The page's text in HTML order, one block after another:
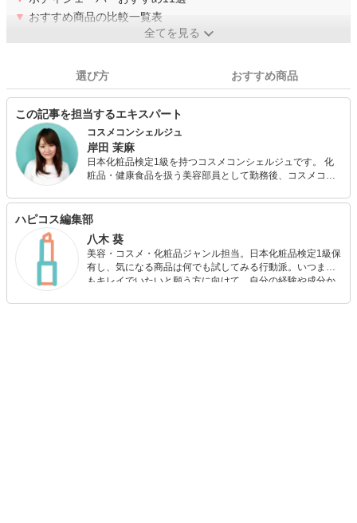
▼ おすすめ商品の比較一覧表
全てを見る
選び方 おすすめ商品
この記事を担当するエキスパート
コスメコンシェルジュ
岸田 茉麻
日本化粧品検定1級を持つコスメコンシェルジュです。 化
粧品・健康食品を扱う美容部員として勤務後、コスメコン
化粧品会社様の社内向けテキスト作成など幅広く活動して
います。 大切にしているのは「消費者目線でものを考える
に、読者のニーズに合うグッズを見極め、みなさんに良い
情報をお届けします。
ハピコス編集部
八木 葵
美容・コスメ・化粧品ジャンル担当。日本化粧品検定1級保
有し、気になる商品は何でも試してみる行動派。いつまで
もキレイでいたいと願う方に向けて、自分の経験や成分か